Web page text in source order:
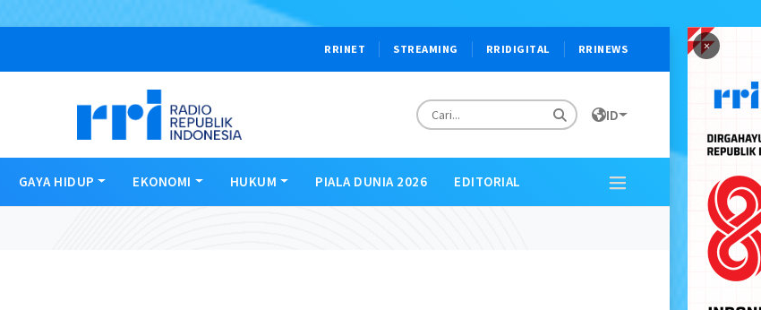
×
RRINET STREAMING RRIDIGITAL RRINEWS
ID
GAYA HIDUP EKONOMI HUKUM PIALA DUNIA 2026 EDITORIAL